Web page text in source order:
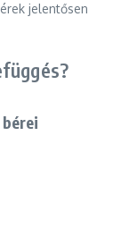
jelentősen